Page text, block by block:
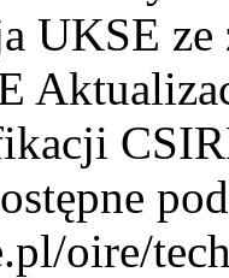
UKSE
oire/